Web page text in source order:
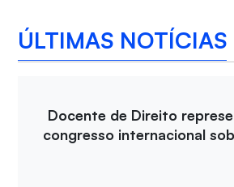
ÚLTIMAS NOTÍCIAS
Docente de Direito
congresso internacional